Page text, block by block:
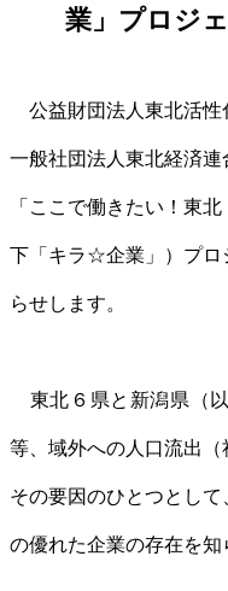
業」プロジ
公益財団法人東北活性
一般社団法人東北経済
「ここで働きたい！東
下「キラ☆企業」）プロ
らせします。
東北６県と新潟県（
等、域外への人口流出（
その要因のひとつとして
の優れた企業の存在を知